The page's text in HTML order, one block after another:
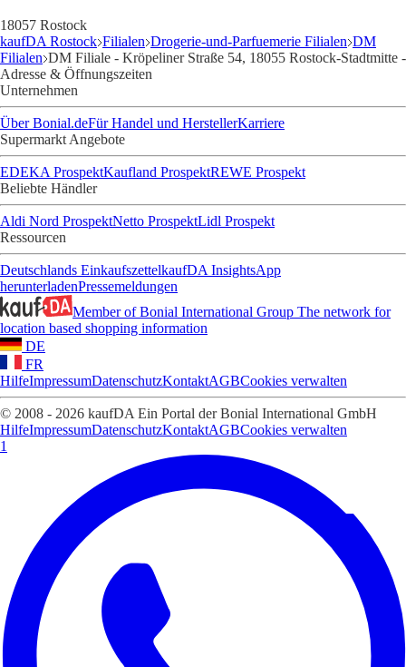
18057 Rostock
kaufDA Rostock Filialen Drogerie-und-Parfuemerie Filialen DM
Filialen DM Filiale - Kröpeliner Straße 54, 18055 Rostock-Stadtmitte -
Adresse & Öffnungszeiten
Unternehmen
Über Bonial.deFür Handel und HerstellerKarriere
Supermarkt Angebote
EDEKA ProspektKaufland ProspektREWE Prospekt
Beliebte Händler
Aldi Nord ProspektNetto ProspektLidl Prospekt
Ressourcen
Deutschlands EinkaufszettelkaufDA InsightsApp
herunterladenPressemeldungen
Member of Bonial International Group The network for
location based shopping information
DE
FR
HilfeImpressumDatenschutzKontaktAGBCookies verwalten
© 2008 - 2026 kaufDA Ein Portal der Bonial International GmbH
HilfeImpressumDatenschutzKontaktAGBCookies verwalten
1